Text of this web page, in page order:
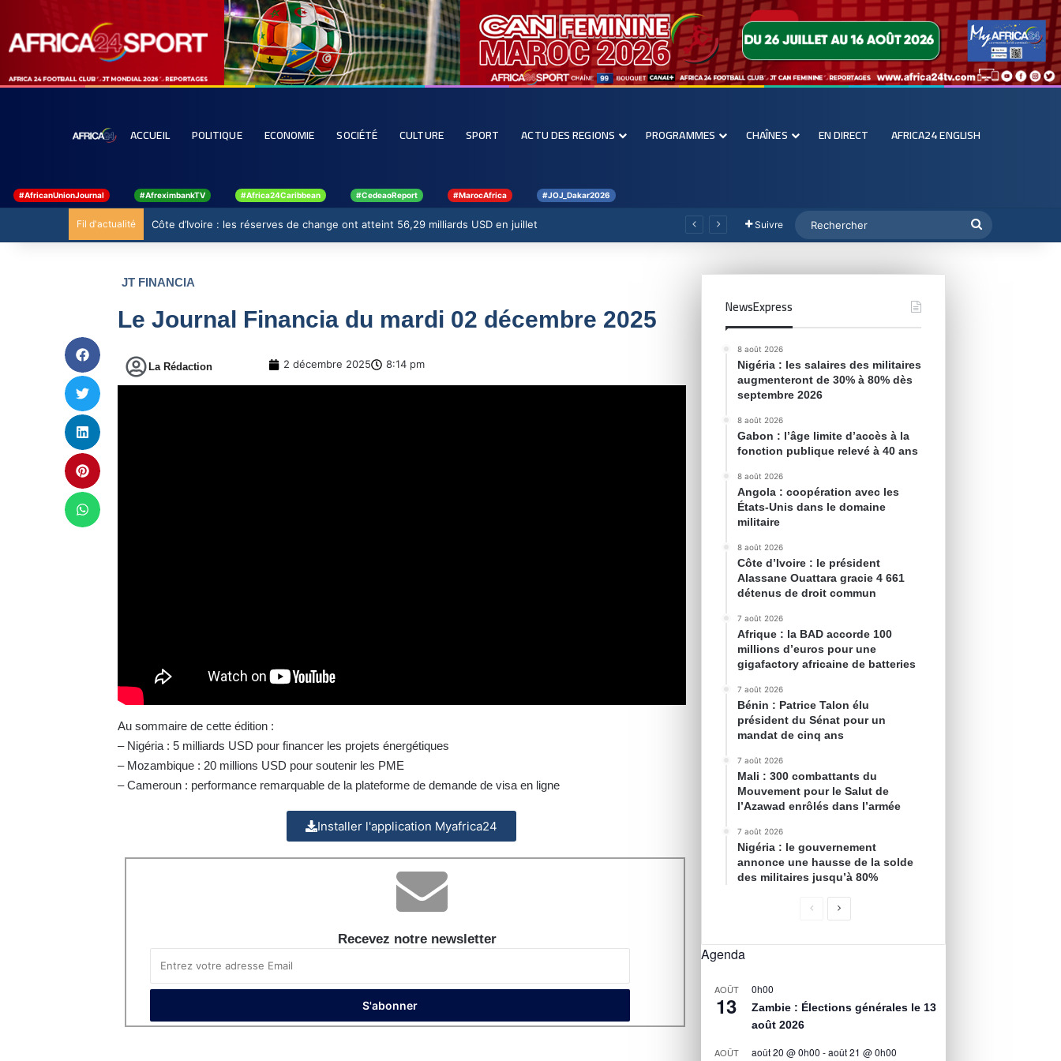
ACCUEIL POLITIQUE ECONOMIE SOCIÉTÉ CULTURE SPORT ACTU DES REGIONS PROGRAMMES CHAÎNES EN DIRECT AFRICA24 ENGLISH
#AfricanUnionJournal #AfreximbankTV #Africa24Caribbean #CedeaoReport #MarocAfrica #JOJ_Dakar2026
Fil d'actualité Côte d’Ivoire : les réserves de change ont atteint 56,29 milliards USD en juillet Suivre
JT FINANCIA
Le Journal Financia du mardi 02 décembre 2025
La Rédaction 2 décembre 2025 8:14 pm
Au sommaire de cette édition :
– Nigéria : 5 milliards USD pour financer les projets énergétiques
– Mozambique : 20 millions USD pour soutenir les PME
– Cameroun : performance remarquable de la plateforme de demande de visa en ligne
Installer l'application Myafrica24
Recevez notre newsletter
NewsExpress
8 août 2026
Nigéria : les salaires des militaires
augmenteront de 30% à 80% dès
septembre 2026
8 août 2026
Gabon : l’âge limite d’accès à la
fonction publique relevé à 40 ans
8 août 2026
Angola : coopération avec les
États-Unis dans le domaine
militaire
8 août 2026
Côte d’Ivoire : le président
Alassane Ouattara gracie 4 661
détenus de droit commun
7 août 2026
Afrique : la BAD accorde 100
millions d’euros pour une
gigafactory africaine de batteries
7 août 2026
Bénin : Patrice Talon élu
président du Sénat pour un
mandat de cinq ans
7 août 2026
Mali : 300 combattants du
Mouvement pour le Salut de
l’Azawad enrôlés dans l’armée
7 août 2026
Nigéria : le gouvernement
annonce une hausse de la solde
des militaires jusqu’à 80%
Agenda
AOÛT
13
0h00
Zambie : Élections générales le 13
août 2026
AOÛT août 20 @ 0h00 -août 21 @ 0h00